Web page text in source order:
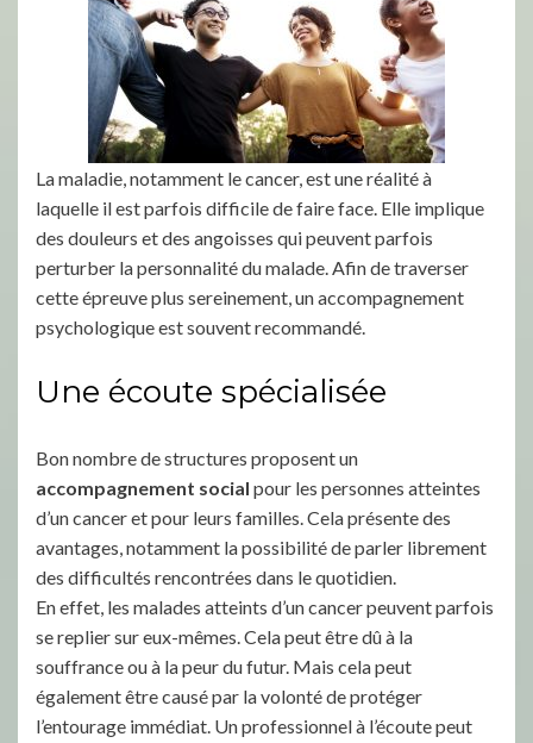
La maladie, notamment le cancer, est une réalité à
laquelle il est parfois difficile de faire face. Elle implique
des douleurs et des angoisses qui peuvent parfois
perturber la personnalité du malade. Afin de traverser
cette épreuve plus sereinement, un accompagnement
psychologique est souvent recommandé.
Une écoute spécialisée
Bon nombre de structures proposent un
accompagnement social pour les personnes atteintes
d’un cancer et pour leurs familles. Cela présente des
avantages, notamment la possibilité de parler librement
des difficultés rencontrées dans le quotidien.
En effet, les malades atteints d’un cancer peuvent parfois
se replier sur eux-mêmes. Cela peut être dû à la
souffrance ou à la peur du futur. Mais cela peut
également être causé par la volonté de protéger
l’entourage immédiat. Un professionnel à l’écoute peut